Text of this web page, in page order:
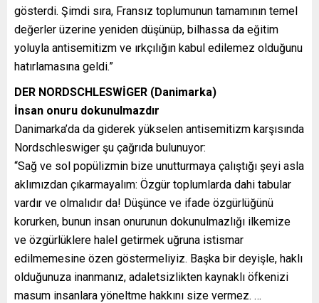
gösterdi. Şimdi sıra, Fransız toplumunun tamamının temel
değerler üzerine yeniden düşünüp, bilhassa da eğitim
yoluyla antisemitizm ve ırkçılığın kabul edilemez olduğunu
hatırlamasına geldi.”
DER NORDSCHLESWİGER (Danimarka)
İnsan onuru dokunulmazdır
Danimarka’da da giderek yükselen antisemitizm karşısında
Nordschleswiger şu çağrıda bulunuyor:
“Sağ ve sol popülizmin bize unutturmaya çalıştığı şeyi asla
aklımızdan çıkarmayalım: Özgür toplumlarda dahi tabular
vardır ve olmalıdır da! Düşünce ve ifade özgürlüğünü
korurken, bunun insan onurunun dokunulmazlığı ilkemize
ve özgürlüklere halel getirmek uğruna istismar
edilmemesine özen göstermeliyiz. Başka bir deyişle, haklı
olduğunuza inanmanız, adaletsizlikten kaynaklı öfkenizi
masum insanlara yöneltme hakkını size vermez. …